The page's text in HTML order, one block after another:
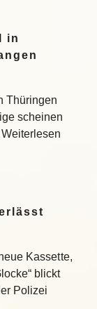
in
Thüringen
scheinen
Kassette,
blickt
Polizei